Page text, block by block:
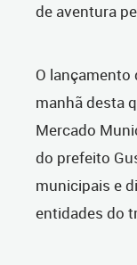
de aventura
O
manhã desta
Mercado
do prefeito
municipais e
entidades do